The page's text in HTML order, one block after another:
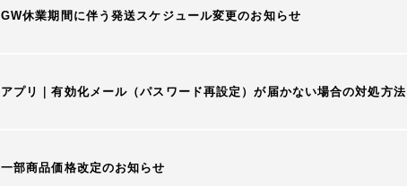
GW休業期間に伴う発送スケジュール変更のお知らせ
アプリ｜有効化メール（パスワード再設定）が届かない場合の対処方法
一部商品価格改定のお知らせ